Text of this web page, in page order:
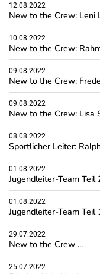
12.08.2022
New to the Crew: Leni
10.08.2022
New to the Crew:
09.08.2022
New to the Crew:
09.08.2022
New to the Crew: Lisa
08.08.2022
Sportlicher Leiter:
01.08.2022
Jugendleiter-Team
01.08.2022
Jugendleiter-Team
29.07.2022
New to the Crew ...
25.07.2022